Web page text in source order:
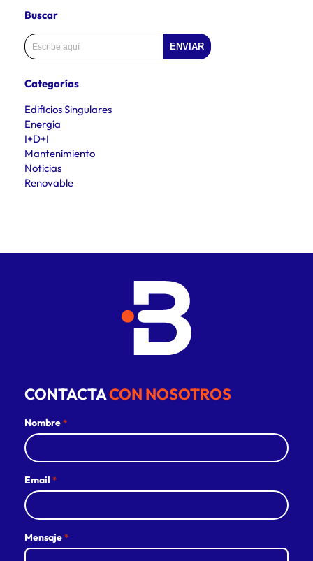
Buscar
ENVIAR
Categorías
Edificios Singulares
Energía
I+D+I
Mantenimiento
Noticias
Renovable
CONTACTACON NOSOTROS
Nombre *
Email *
Mensaje *